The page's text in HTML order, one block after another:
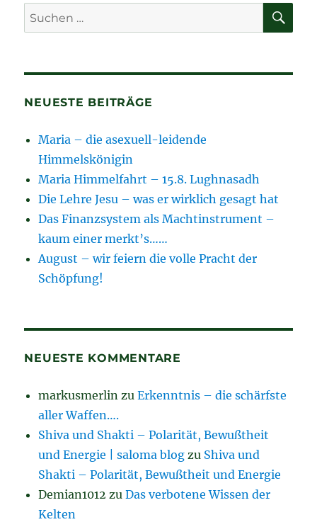
Suchen
nach:
NEUESTE BEITRÄGE
Maria – die asexuell-leidende
Himmelskönigin
Maria Himmelfahrt – 15.8. Lughnasadh
Die Lehre Jesu – was er wirklich gesagt hat
Das Finanzsystem als Machtinstrument –
kaum einer merkt’s……
August – wir feiern die volle Pracht der
Schöpfung!
NEUESTE KOMMENTARE
markusmerlin zuErkenntnis – die schärfste
aller Waffen….
Shiva und Shakti – Polarität, Bewußtheit
und Energie | saloma blog zu Shiva und
Shakti – Polarität, Bewußtheit und Energie
Demian1012 zuDas verbotene Wissen der
Kelten